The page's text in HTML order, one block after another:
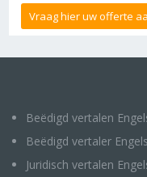
Vraag hier uw offerte
Beëdigd vertalen
Beëdigd vertaler Engels
Juridisch vertalen